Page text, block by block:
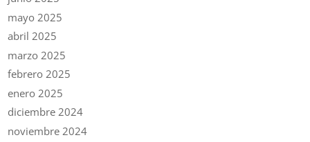
mayo 2025
abril 2025
marzo 2025
febrero 2025
enero 2025
diciembre 2024
noviembre 2024